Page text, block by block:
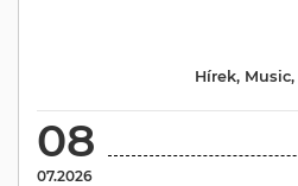
08
07.2026
Hírek, Music,